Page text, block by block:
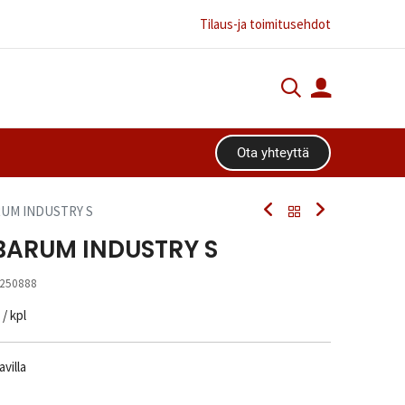
Tilaus-ja toimitusehdot
Ota yhteyttä​​​​
INDUSTRY S
INDUSTRY S
250888
/ kpl